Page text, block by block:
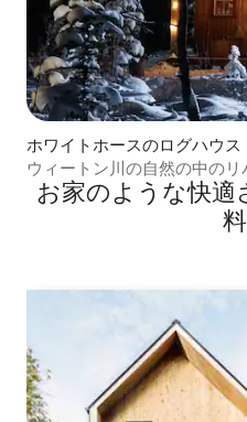
ホワイトホースのログハウス
ウィートン川の自然の中のリ
お家のような快⁠適⁠